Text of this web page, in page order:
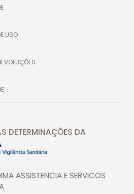
USO
DETERMINAÇÕES DA
ASSISTENCIA E SERVICOS